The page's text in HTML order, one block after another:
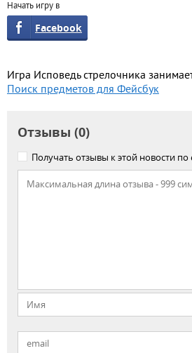
Начать игру в
Facebook
Игра Исповедь стрелочника
Поиск предметов для Фейсбук
Отзывы (0)
Получать отзывы к этой новости по